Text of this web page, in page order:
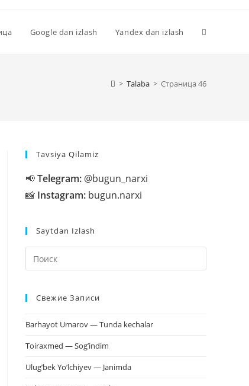
Google dan izlash Yandex dan izlash
> Talaba > Страница 46
Tavsiya Qilamiz
📢Telegram: @bugun_narxi
📸 Instagram: bugun.narxi
Saytdan Izlash
клавишу
Свежие Записи
Barhayot Umarov — Tunda kechalar
Toiraxmed — Sog’indim
Ulug’bek Yo’lchiyev — Janimda